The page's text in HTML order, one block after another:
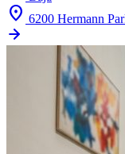
location_on 6200 Hermann